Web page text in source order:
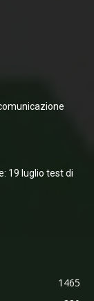
19 luglio test di
1465